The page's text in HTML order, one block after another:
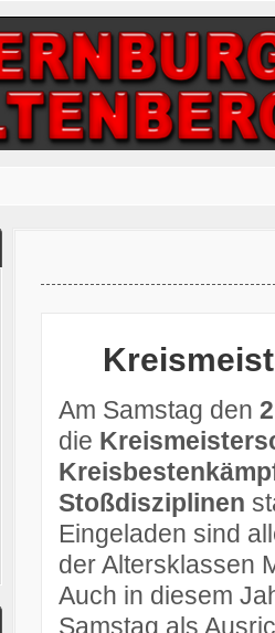
Am Samstag den
die
Stoßdisziplinen
Eingeladen sind
der Altersklassen
Auch in diesem
Samstag als